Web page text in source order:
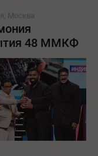
Москва
48 ММКФ